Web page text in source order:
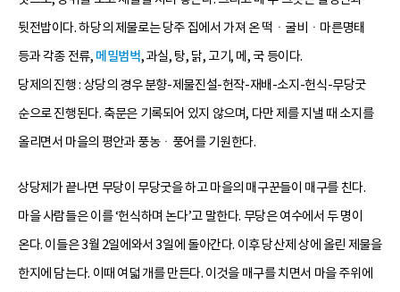
뒷전밥이다. 하당의 제물로는 당주 집에서 가져 온 떡ㆍ굴비ㆍ마른명태
등과 각종 전류, 메밀범벅, 과실, 탕, 닭, 고기, 메, 국 등이다.
당제의 진행 : 상당의 경우 분향-제물진설-헌작-재배-소지-헌식-무당굿
순으로 진행된다. 축문은 기록되어 있지 않으며, 다만 제를 지낼 때 소지를
올리면서 마을의 평안과 풍농ㆍ풍어를 기원한다.
상당제가 끝나면 무당이 무당굿을 하고 마을의 매구꾼들이 매구를 친다.
마을 사람들은 이를 ‘헌식하며 논다’고 말한다. 무당은 여수에서 두 명이
온다. 이들은 3월 2일에와서 3일에 돌아간다. 이후 당산제 상에 올린 제물을
한지에 담는다. 이때 여덟 개를 만든다. 이것을 매구를 치면서 마을 주위에